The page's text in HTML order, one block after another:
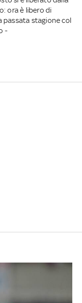
ora è libero di
passata stagione col
-